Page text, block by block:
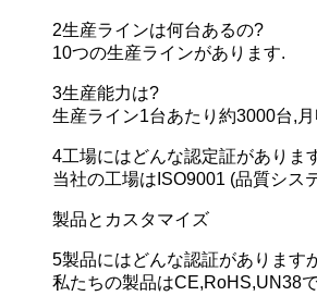
2生産ラインは何台あるの?
10つの生産ラインがあります.
3生産能力は?
生産ライン1台あたり約3000台,
4工場にはどんな認定証がありま
当社の工場はISO9001 (品質シス
製品とカスタマイズ
5製品にはどんな認証があります
私たちの製品はCE,RoHS,UN38